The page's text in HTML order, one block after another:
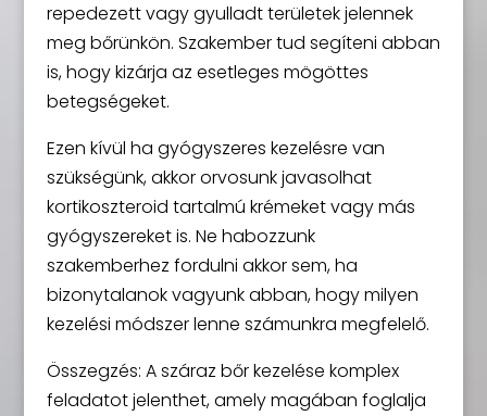
repedezett vagy gyulladt területek jelennek
meg bőrünkön. Szakember tud segíteni abban
is, hogy kizárja az esetleges mögöttes
betegségeket.
Ezen kívül ha gyógyszeres kezelésre van
szükségünk, akkor orvosunk javasolhat
kortikoszteroid tartalmú krémeket vagy más
gyógyszereket is. Ne habozzunk
szakemberhez fordulni akkor sem, ha
bizonytalanok vagyunk abban, hogy milyen
kezelési módszer lenne számunkra megfelelő.
Összegzés: A száraz bőr kezelése komplex
feladatot jelenthet, amely magában foglalja